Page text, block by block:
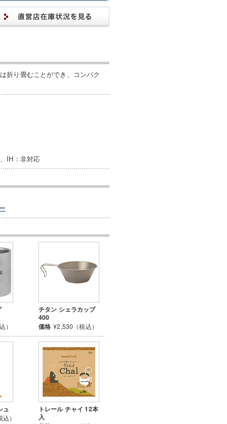
折り畳むことができ、コンパク
IH：非対応
）
チタン シェラカップ
400
価格 ¥2,530（税込）
ュ
）
トレール チャイ 12本
入